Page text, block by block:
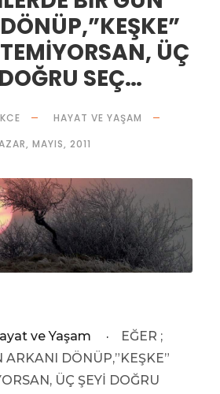
ÜÇ
SEÇ…
HAYAT VE YAŞAM
MAYIS, 2011
ve Yaşam ·
EĞER ;
ARKANI DÖNÜP,”KEŞKE”
ÜÇ ŞEYİ DOĞRU